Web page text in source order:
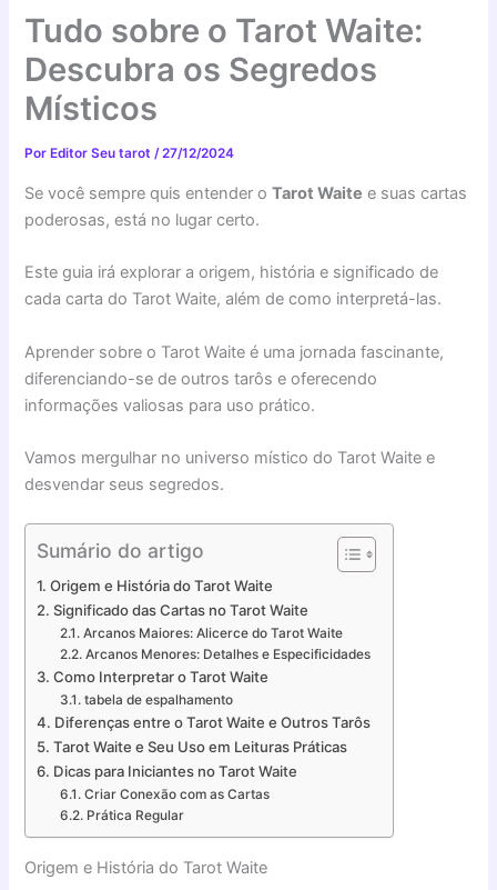
Tudo sobre o Tarot Waite:
Descubra os Segredos
Místicos
Por Editor Seu tarot/27/12/2024
Se você sempre quis entender oTarot Waite e suas cartas
poderosas, está no lugar certo.
Este guia irá explorar a origem, história e significado de
cada carta do Tarot Waite, além de como interpretá-las.
Aprender sobre o Tarot Waite é uma jornada fascinante,
diferenciando-se de outros tarôs e oferecendo
informações valiosas para uso prático.
Vamos mergulhar no universo místico do Tarot Waite e
desvendar seus segredos.
Sumário do artigo
Origem e História do Tarot Waite
Significado das Cartas no Tarot Waite
Arcanos Maiores: Alicerce do Tarot Waite
Arcanos Menores: Detalhes e Especificidades
Como Interpretar o Tarot Waite
tabela de espalhamento
Diferenças entre o Tarot Waite e Outros Tarôs
Tarot Waite e Seu Uso em Leituras Práticas
Dicas para Iniciantes no Tarot Waite
Criar Conexão com as Cartas
Prática Regular
Origem e História do Tarot Waite